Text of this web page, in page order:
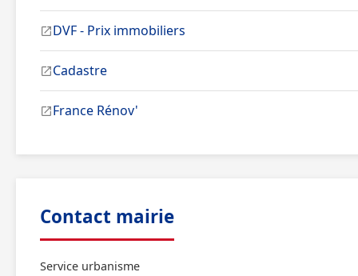
DVF - Prix immobiliers
Cadastre
France Rénov'
Contact mairie
Service urbanisme